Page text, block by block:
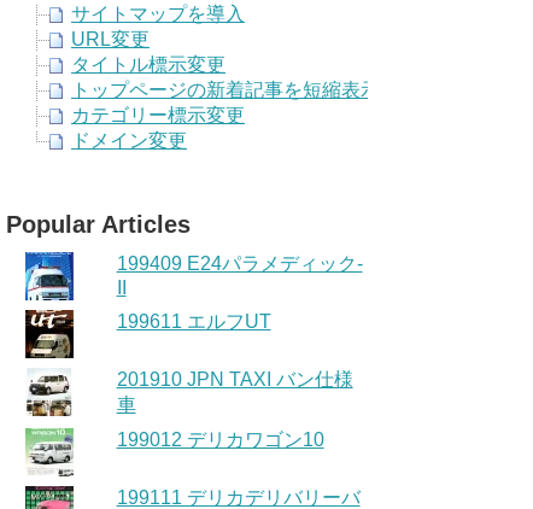
サイトマップを導入
URL変更
タイトル標示変更
トップページの新着記事を短縮表示に
カテゴリー標示変更
ドメイン変更
Popular Articles
199409 E24パラメディック-
199611 エルフUT
201910 JPN TAXI バン仕様
車
199012 デリカワゴン10
199111 デリカデリバリーバ